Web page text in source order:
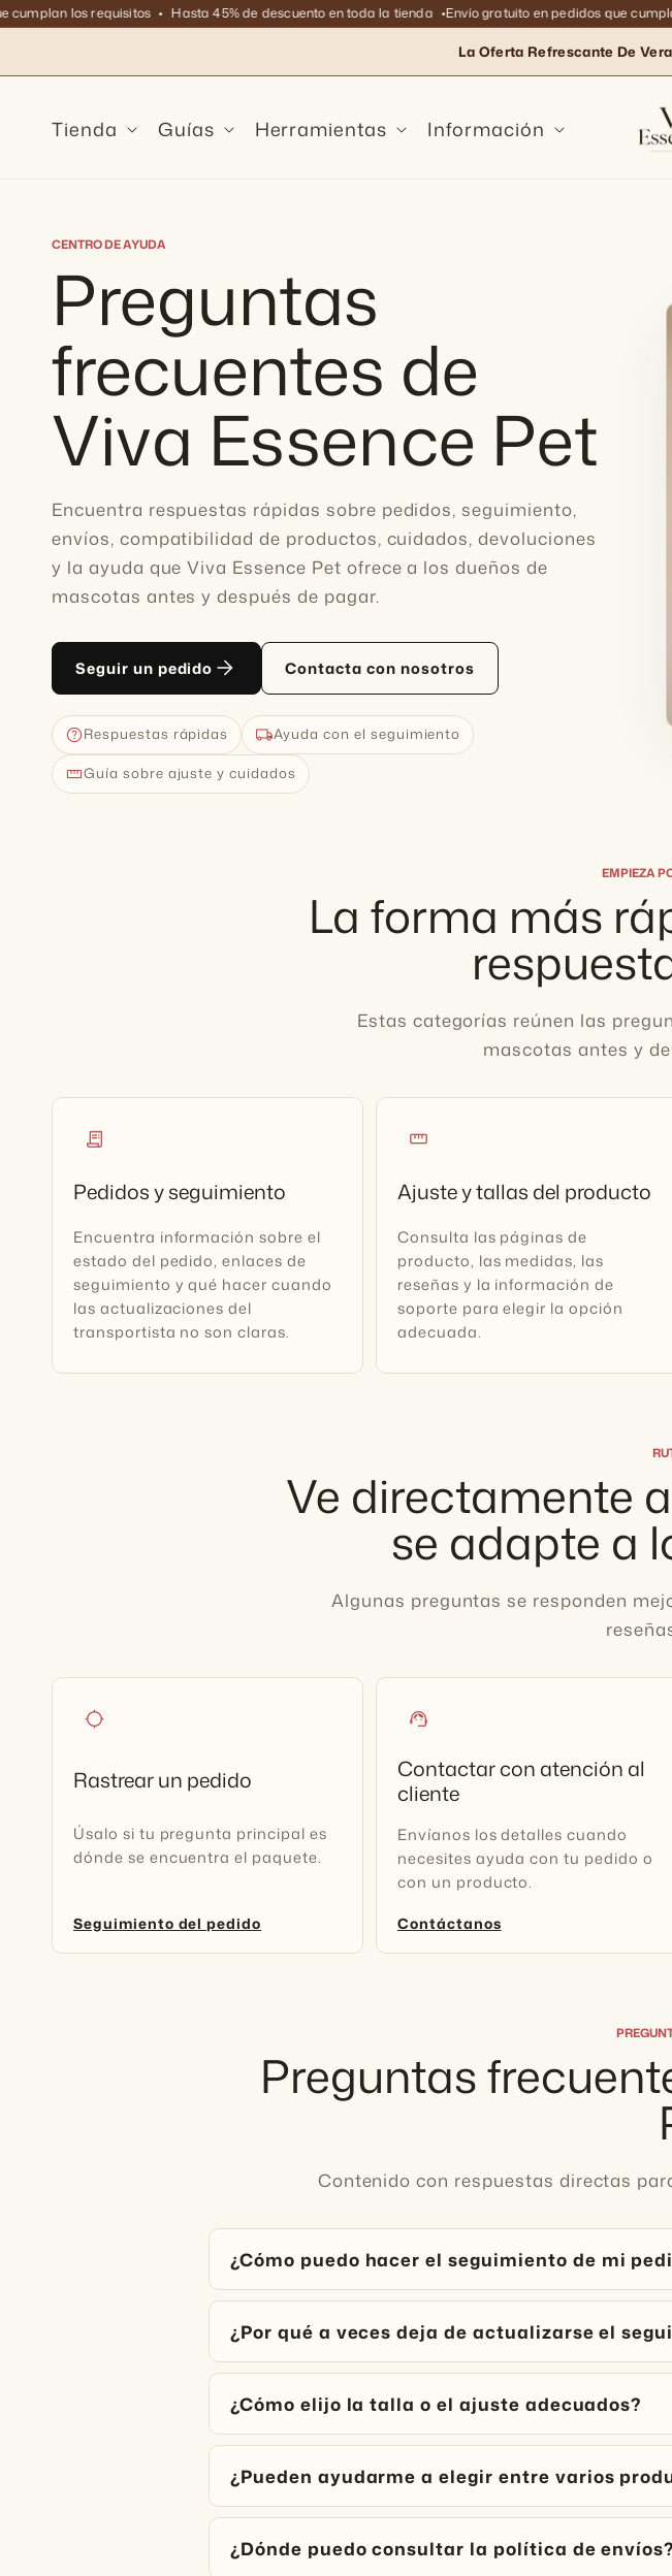
directamente
los requisitos Hasta 45% de descuento en toda la tienda Envío gratuito en pedidos que cumplan
La Oferta Refrescante De
Tienda Guías Herramientas Información
CENTRO DE AYUDA
Preguntas
frecuentes de
Viva Essence Pet
Encuentra respuestas rápidas sobre pedidos, seguimiento,
envíos, compatibilidad de productos, cuidados, devoluciones
y la ayuda que Viva Essence Pet ofrece a los dueños de
mascotas antes y después de pagar.
Seguir un pedido arrow_forward Contacta con nosotros
helpRespuestas rápidas local_shippingAyuda con el seguimiento
straightenGuía sobre ajuste y cuidados
EMPIEZA
La forma más
Estas categorías reúnen las
mascotas antes y
receipt_long
Pedidos y seguimiento
Encuentra información sobre el
estado del pedido, enlaces de
seguimiento y qué hacer cuando
las actualizaciones del
transportista no son claras.
straighten
Ajuste y tallas del producto
Consulta las páginas de
producto, las medidas, las
reseñas y la información de
soporte para elegir la opción
adecuada.
Ve directamente
se adapte a
Algunas preguntas se responden
location_searching
Rastrear un pedido
Úsalo si tu pregunta principal es
dónde se encuentra el paquete.
Seguimiento del pedido
support_agent
Contactar con atención al
cliente
Envíanos los detalles cuando
necesites ayuda con tu pedido o
con un producto.
Contáctanos
Preguntas
Contenido con respuestas directas
¿Cómo puedo hacer el seguimiento de mi
¿Por qué a veces deja de actualizarse el
¿Cómo elijo la talla o el ajuste adecuados?
¿Pueden ayudarme a elegir entre varios
¿Dónde puedo consultar la política de envíos?